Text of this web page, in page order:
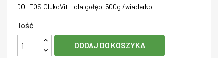
DOLFOS GlukoVit - dla gołębi 500g /wiaderko
Ilość
DODAJ DO KOSZYKA